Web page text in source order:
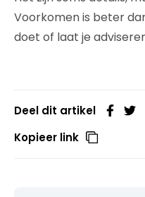
Voorkomen is beter
doet of laat je
Deel dit artikel
Kopieer link